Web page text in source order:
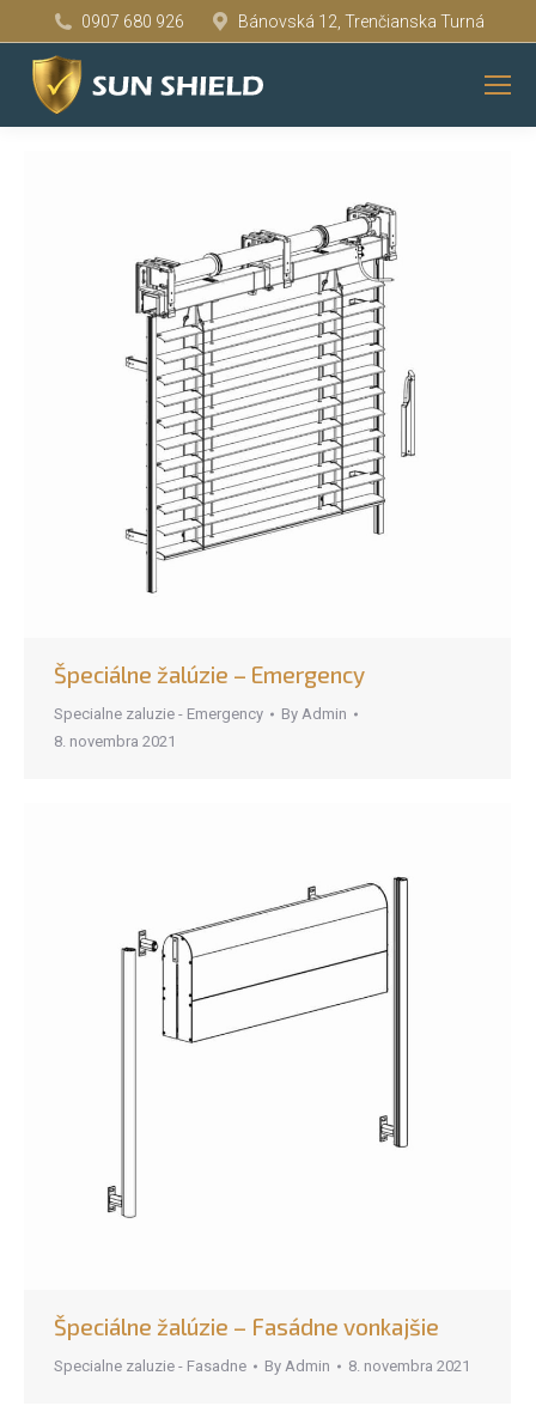
0907 680 926 Bánovská 12, Trenčianska Turná
Špeciálne žalúzie – Emergency
Specialne zaluzie - Emergency By Admin
8. novembra 2021
Špeciálne žalúzie – Fasádne vonkajšie
Specialne zaluzie - Fasadne By Admin 8. novembra 2021